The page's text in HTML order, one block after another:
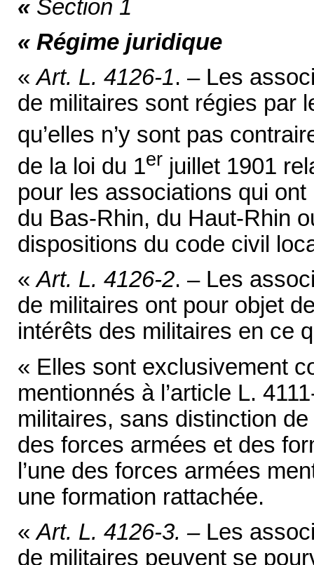
« Section 1
« Régime juridique
«Art. L. 4126-1. – Les
de militaires sont régies par
qu’elles n’y sont pas
de la loi du 1er juillet 1901
pour les associations qui
du Bas-Rhin, du Haut-Rhin
dispositions du code civil
«Art. L. 4126-2. – Les
de militaires ont pour objet
intérêts des militaires en ce
« Elles sont exclusivement
mentionnés à l’article L.
militaires, sans distinction
des forces armées et des
l’une des forces armées
une formation rattachée.
«Art. L. 4126-3. – Les
de militaires peuvent se